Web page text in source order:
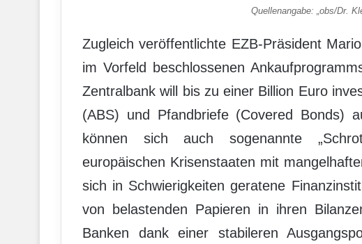
Quellenangabe: „obs/Dr.
Zugleich veröffentlichte EZB-Präsident
im Vorfeld beschlossenen
Zentralbank will bis zu einer Billion Euro
(ABS) und Pfandbriefe (Covered Bonds)
können sich auch sogenannte
europäischen Krisenstaaten mit
sich in Schwierigkeiten geratene
von belastenden Papieren in ihren
Banken dank einer stabileren